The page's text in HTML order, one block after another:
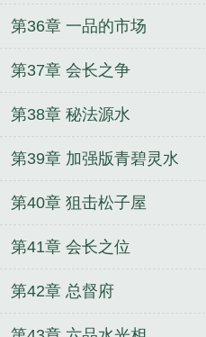
第36章 一品的市场
第37章 会长之争
第38章 秘法源水
第39章 加强版青碧灵水
第40章 狙击松子屋
第41章 会长之位
第42章 总督府